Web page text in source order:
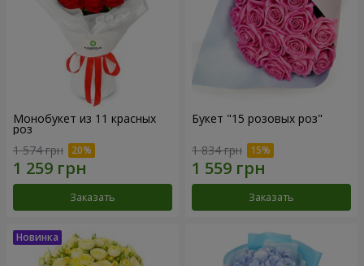
Монобукет из 11 красных
роз
1 574 грн
Заказать
Букет "15 розовых роз"
1 834 грн
Заказать